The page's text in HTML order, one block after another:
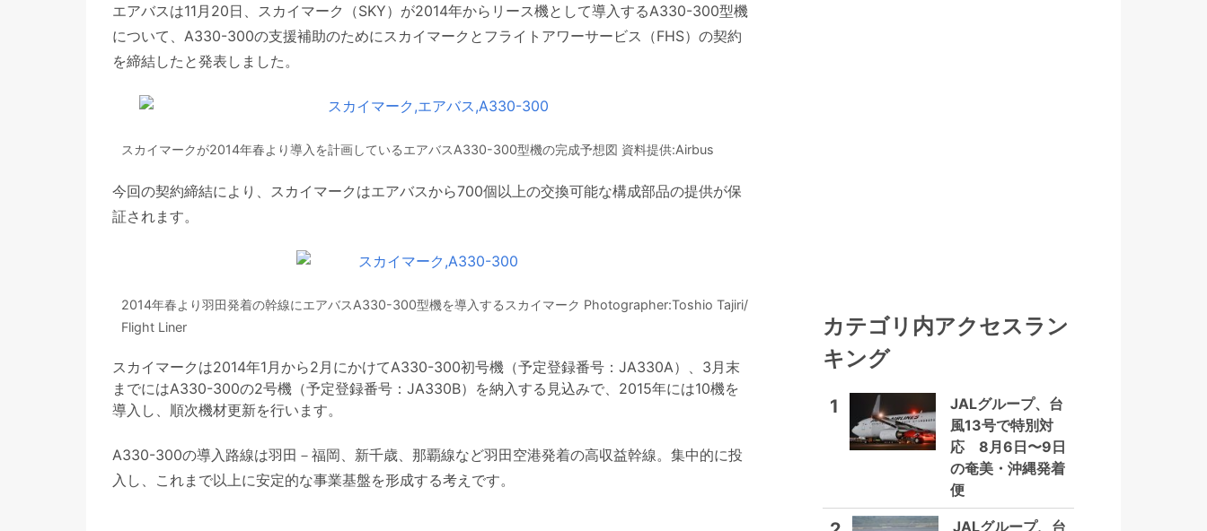
エアバスは11月20日、スカイマーク（SKY）が2014年からリース機として導入するA330-300型機
について、A330-300の支援補助のためにスカイマークとフライトアワーサービス（FHS）の契約
を締結したと発表しました。
スカイマークが2014年春より導入を計画しているエアバスA330-300型機の完成予想図 資料提供:Airbus
今回の契約締結により、スカイマークはエアバスから700個以上の交換可能な構成部品の提供が保
証されます。
2014年春より羽田発着の幹線にエアバスA330-300型機を導入するスカイマーク Photographer:Toshio Tajiri/
Flight Liner
スカイマークは2014年1月から2月にかけてA330-300初号機（予定登録番号：JA330A）、3月末
までにはA330-300の2号機（予定登録番号：JA330B）を納入する見込みで、2015年には10機を
導入し、順次機材更新を行います。
A330-300の導入路線は羽田－福岡、新千歳、那覇線など羽田空港発着の高収益幹線。集中的に投
入し、これまで以上に安定的な事業基盤を形成する考えです。
カテゴリ内アクセスラン
キング
1
JALグループ、台
風13号で特別対
応 8月6日〜9日
の奄美・沖縄発着
便
JALグループ、台